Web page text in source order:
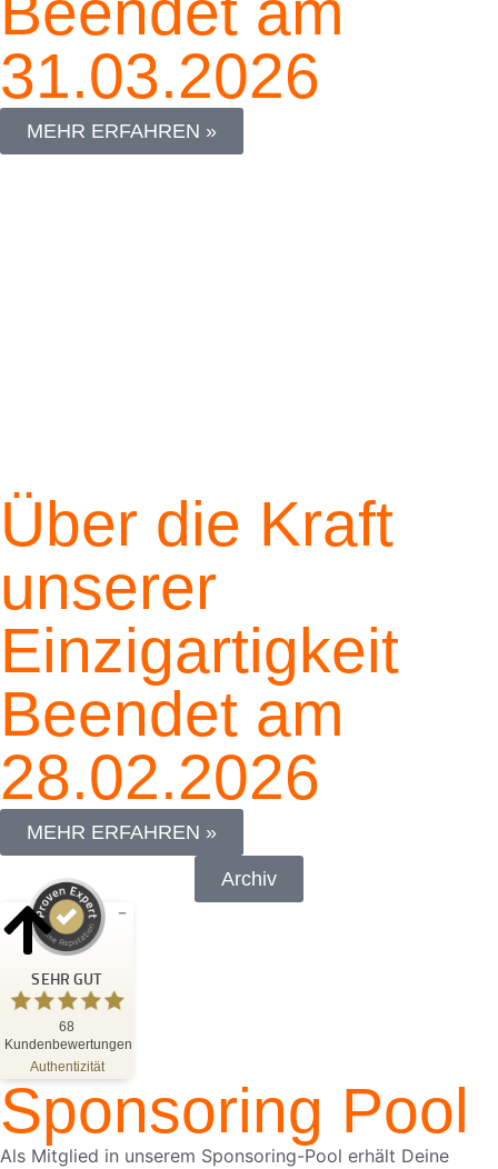
31.03.2026
MEHR ERFAHREN »
Über die Kraft
unserer
Einzigartigkeit
Beendet am
28.02.2026
MEHR ERFAHREN »
Archiv
SEHR GUT
68
Kundenbewertungen
Authentizität
Kundenbewertungen und Erfahrungen zu
Blattwerk Media GmbH
SEHR GUT
4,81
/
5,00
68
Bewertungen auf ProvenExpert.com
Sponsoring Pool
Als Mitglied in unserem Sponsoring-Pool erhält Deine